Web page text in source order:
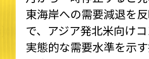
東海岸への需要減退を
で、アジア発北米向け
実態的な需要水準を示